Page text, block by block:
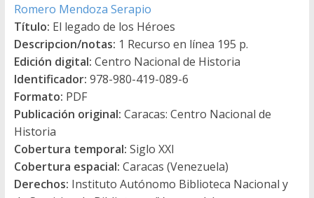
Romero Mendoza Serapio
Título: El legado de los Héroes
Descripcion/notas: 1 Recurso en línea 195 p.
Edición digital: Centro Nacional de Historia
Identificador: 978-980-419-089-6
Formato: PDF
Publicación original: Caracas: Centro Nacional de
Historia
Cobertura temporal: Siglo XXI
Cobertura espacial: Caracas (Venezuela)
Derechos: Instituto Autónomo Biblioteca Nacional y